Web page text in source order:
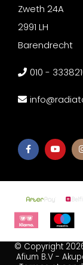
Zweth 24A
2991 LH
Barendrecht
010 -
© Copyright
Afium B.V -